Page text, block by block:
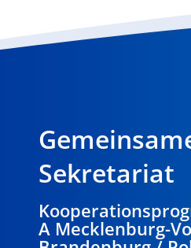
Sekretariat
A Mecklenburg-